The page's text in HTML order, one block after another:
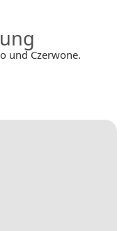
und Czerwone.